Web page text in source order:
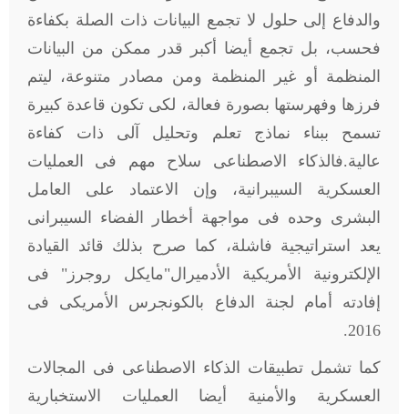
والدفاع إلى حلول لا تجمع البيانات ذات الصلة بكفاءة
فحسب، بل تجمع أيضا أكبر قدر ممكن من البيانات
المنظمة أو غير المنظمة ومن مصادر متنوعة، ليتم
فرزها وفهرستها بصورة فعالة، لكى تكون قاعدة كبيرة
تسمح ببناء نماذج تعلم وتحليل آلى ذات كفاءة
عالية.فالذكاء الاصطناعى سلاح مهم فى العمليات
العسكرية السيبرانية، وإن الاعتماد على العامل
البشرى وحده فى مواجهة أخطار الفضاء السيبرانى
يعد استراتيجية فاشلة، كما صرح بذلك قائد القيادة
الإلكترونية الأمريكية الأدميرال"مايكل روجرز" فى
إفادته أمام لجنة الدفاع بالكونجرس الأمريكى فى
2016.
كما تشمل تطبيقات الذكاء الاصطناعى فى المجالات
العسكرية والأمنية أيضا العمليات الاستخبارية